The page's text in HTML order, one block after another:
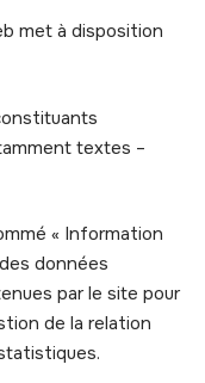
met à disposition
textes –
« Information
données
par le site pour
de la relation